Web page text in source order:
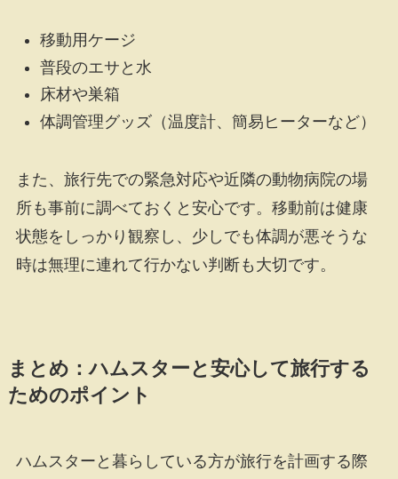
移動用ケージ
普段のエサと水
床材や巣箱
体調管理グッズ（温度計、簡易ヒーターなど）
また、旅行先での緊急対応や近隣の動物病院の場
所も事前に調べておくと安心です。移動前は健康
状態をしっかり観察し、少しでも体調が悪そうな
時は無理に連れて行かない判断も大切です。
まとめ：ハムスターと安心して旅行する
ためのポイント
ハムスターと暮らしている方が旅行を計画する際